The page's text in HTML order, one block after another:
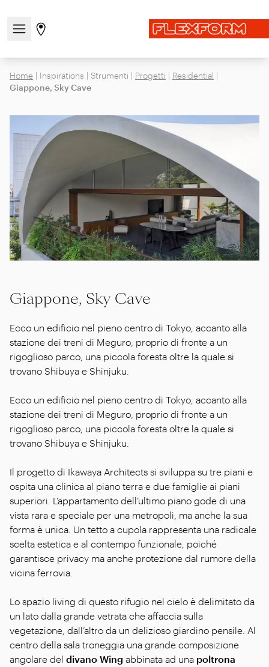
Apri/chiudi il menu di navigazione
Vai alla pagina degli stores
Home | Inspirations | Strumenti | Progetti | Residential |
Giappone, Sky Cave
Giappone, Sky Cave
Ecco un edificio nel pieno centro di Tokyo, accanto alla
stazione dei treni di Meguro, proprio di fronte a un
rigoglioso parco, una piccola foresta oltre la quale si
trovano Shibuya e Shinjuku.
Ecco un edificio nel pieno centro di Tokyo, accanto alla
stazione dei treni di Meguro, proprio di fronte a un
rigoglioso parco, una piccola foresta oltre la quale si
trovano Shibuya e Shinjuku.
Il progetto di Ikawaya Architects si sviluppa su tre piani e
ospita una clinica al piano terra e due famiglie ai piani
superiori. L’appartamento dell’ultimo piano gode di una
vista rara e speciale per una metropoli, ma anche la sua
forma è unica. Un tetto a cupola rappresenta una radicale
scelta estetica e al contempo funzionale, poiché
garantisce privacy ma anche protezione dal rumore della
vicina ferrovia.
Lo spazio living di questo rifugio nel cielo è delimitato da
un lato dalla grande vetrata che affaccia sulla
vegetazione, dall’altro da un delizioso giardino pensile. Al
centro della sala troneggia una grande composizione
angolare del divano Wing abbinata ad una poltrona